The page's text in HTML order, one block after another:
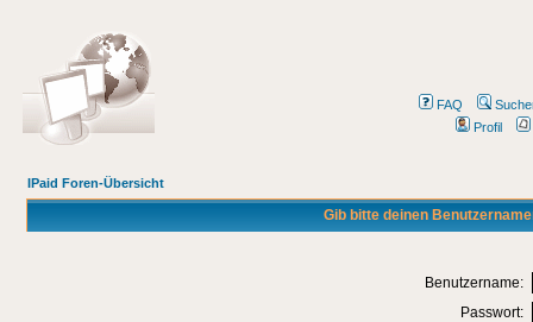
FAQ
Profil
IPaid Foren-Übersicht
Gib bitte deinen
Benutzername:
Passwort: